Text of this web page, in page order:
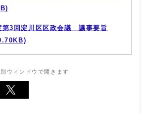
第3回淀川区区政会議 議事要旨
ウィンドウで開きます